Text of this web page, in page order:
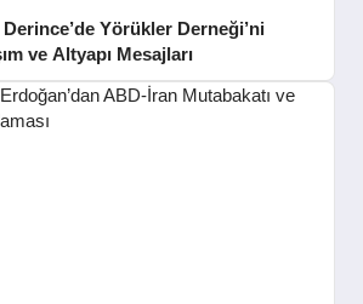
Yörükler Derneği’ni
ve Altyapı Mesajları